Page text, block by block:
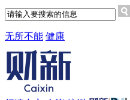
无所不能 健康